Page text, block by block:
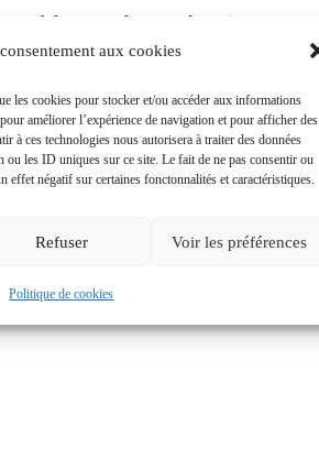
aux cookies
les cookies pour stocker et/ou accéder aux informations
améliorer l’expérience de navigation et pour afficher des
à ces technologies nous autorisera à traiter des données
ou les ID uniques sur ce site. Le fait de ne pas consentir ou
effet négatif sur certaines fonctonnalités et caractéristiques.
Refuser Voir les préférences
Politique de cookies
l’heure d’une évasion en
!